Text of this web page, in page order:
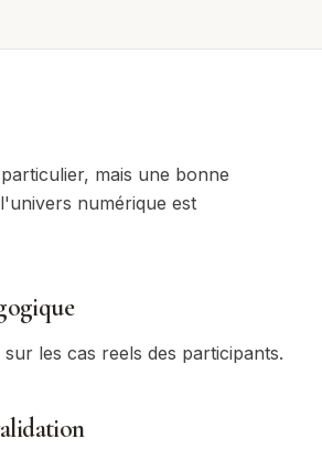
mais une bonne
numérique est
les cas reels des participants.